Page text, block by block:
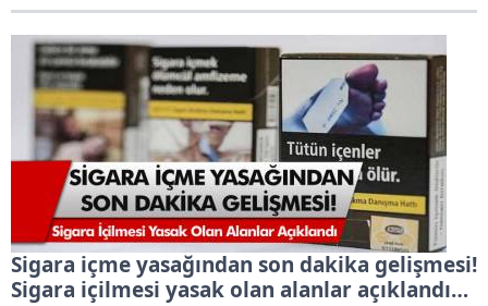
Sigara içme yasağından son dakika gelişmesi!
Sigara içilmesi yasak olan alanlar açıklandı…